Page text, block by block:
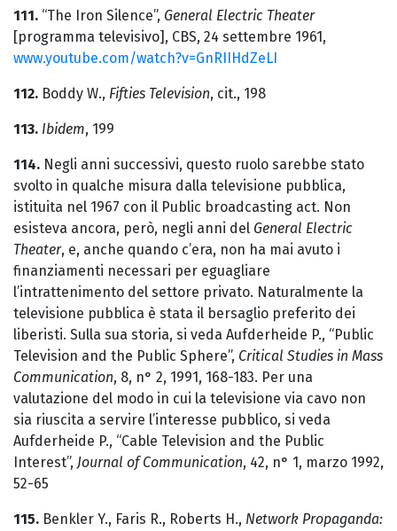
111. “The Iron Silence”, General Electric Theater
[programma televisivo], CBS, 24 settembre 1961,
www.youtube.com/watch?v=GnRIIHdZeLI
112. Boddy W., Fifties Television, cit., 198
113. Ibidem, 199
114. Negli anni successivi, questo ruolo sarebbe stato
svolto in qualche misura dalla televisione pubblica,
istituita nel 1967 con il Public broadcasting act. Non
esisteva ancora, però, negli anni del General Electric
Theater, e, anche quando c’era, non ha mai avuto i
finanziamenti necessari per eguagliare
l’intrattenimento del settore privato. Naturalmente la
televisione pubblica è stata il bersaglio preferito dei
liberisti. Sulla sua storia, si veda Aufderheide P., “Public
Television and the Public Sphere”, Critical Studies in Mass
Communication, 8, n° 2, 1991, 168-183. Per una
valutazione del modo in cui la televisione via cavo non
sia riuscita a servire l’interesse pubblico, si veda
Aufderheide P., “Cable Television and the Public
Interest”, Journal of Communication, 42, n° 1, marzo 1992,
52-65
115. Benkler Y., Faris R., Roberts H., Network Propaganda: